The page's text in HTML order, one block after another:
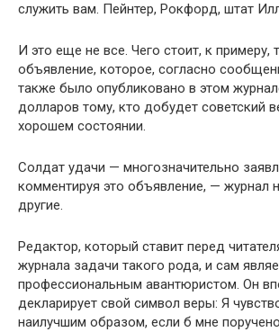
служить вам. Пейнтер, Рокфорд, штат
И это еще не все. Чего стоит, к примеру,
объявление, которое, согласно
также было опубликовано в этом
долларов тому, кто добудет советский
хорошем состоянии.
Солдат удачи — многозначительно
комментируя это объявление, — журнал
другие.
Редактор, который ставит перед
журнала задачи такого рода, и сам
профессиональным авантюристом. Он
декларирует свой символ веры: Я
наилучшим образом, если б мне